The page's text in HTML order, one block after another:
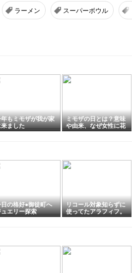
ラーメン スーパーボウル
もミモザが我が家
ました
ミモザの日とは？意味
や由来、なぜ女性に花
を贈るのかをわかりや
の格好●御徒町へ
エリー探索
リコール対象知らずに
使ってたアラフィフ。